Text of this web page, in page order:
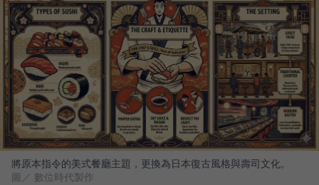
將原本指令的美式餐廳主題，更換為日本復古風格與壽司文化。
圖／ 數位時代製作